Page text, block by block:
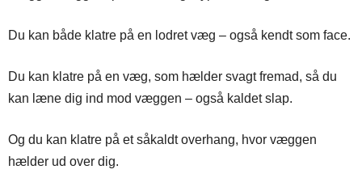
Du kan både klatre på en lodret væg – også kendt som face.
Du kan klatre på en væg, som hælder svagt fremad, så du
kan læne dig ind mod væggen – også kaldet slap.
Og du kan klatre på et såkaldt overhang, hvor væggen
hælder ud over dig.